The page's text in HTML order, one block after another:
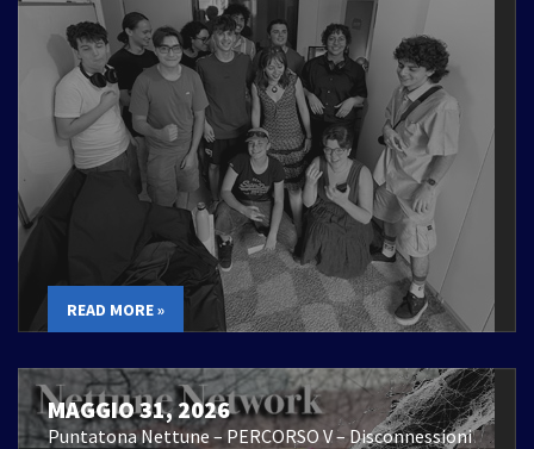
READ MORE »
MAGGIO 31, 2026
Puntatona Nettune – PERCORSO V – Disconnessioni